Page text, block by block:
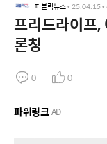
퍼블릭뉴스 • 25.04.15•
프리드라이프
론칭
0 0
파워링크AD